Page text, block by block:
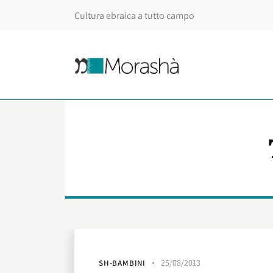
Cultura ebraica a tutto campo
SH-BAMBINI 25/08/2013